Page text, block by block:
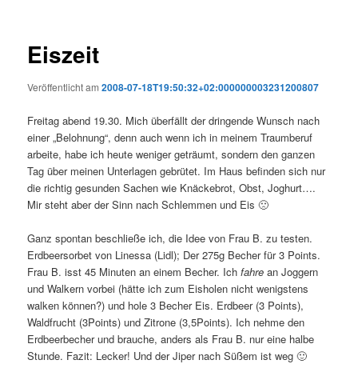
Eiszeit
Veröffentlicht am2008-07-18T19:50:32+02:000000003231200807
Freitag abend 19.30. Mich überfällt der dringende Wunsch nach
einer „Belohnung“, denn auch wenn ich in meinem Traumberuf
arbeite, habe ich heute weniger geträumt, sondern den ganzen
Tag über meinen Unterlagen gebrütet. Im Haus befinden sich nur
die richtig gesunden Sachen wie Knäckebrot, Obst, Joghurt….
Mir steht aber der Sinn nach Schlemmen und Eis 🙁
Ganz spontan beschließe ich, die Idee von Frau B. zu testen.
Erdbeersorbet von Linessa (Lidl); Der 275g Becher für 3 Points.
Frau B. isst 45 Minuten an einem Becher. Ichfahre an Joggern
und Walkern vorbei (hätte ich zum Eisholen nicht wenigstens
walken können?) und hole 3 Becher Eis. Erdbeer (3 Points),
Waldfrucht (3Points) und Zitrone (3,5Points). Ich nehme den
Erdbeerbecher und brauche, anders als Frau B. nur eine halbe
Stunde. Fazit: Lecker! Und der Jiper nach Süßem ist weg 🙂